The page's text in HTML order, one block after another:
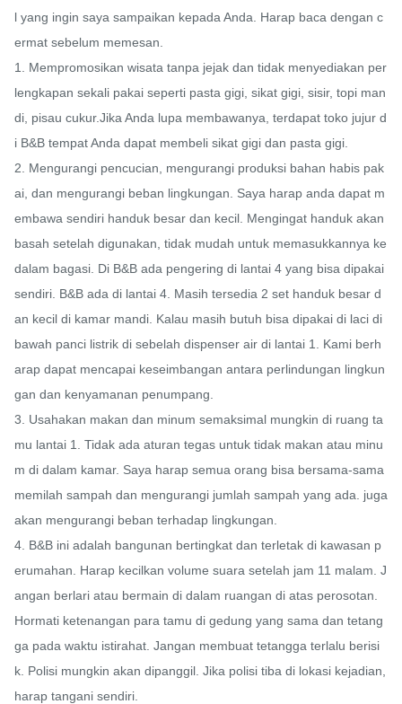
l yang ingin saya sampaikan kepada Anda. Harap baca dengan c
ermat sebelum memesan.
1. Mempromosikan wisata tanpa jejak dan tidak menyediakan per
lengkapan sekali pakai seperti pasta gigi, sikat gigi, sisir, topi man
di, pisau cukur.Jika Anda lupa membawanya, terdapat toko jujur ​​d
i B&B tempat Anda dapat membeli sikat gigi dan pasta gigi.
2. Mengurangi pencucian, mengurangi produksi bahan habis pak
ai, dan mengurangi beban lingkungan. Saya harap anda dapat m
embawa sendiri handuk besar dan kecil. Mengingat handuk akan
basah setelah digunakan, tidak mudah untuk memasukkannya ke
dalam bagasi. Di B&B ada pengering di lantai 4 yang bisa dipakai
sendiri. B&B ada di lantai 4. Masih tersedia 2 set handuk besar d
an kecil di kamar mandi. Kalau masih butuh bisa dipakai di laci di
bawah panci listrik di sebelah dispenser air di lantai 1. Kami berh
arap dapat mencapai keseimbangan antara perlindungan lingkun
gan dan kenyamanan penumpang.
3. Usahakan makan dan minum semaksimal mungkin di ruang ta
mu lantai 1. Tidak ada aturan tegas untuk tidak makan atau minu
m di dalam kamar. Saya harap semua orang bisa bersama-sama
memilah sampah dan mengurangi jumlah sampah yang ada. juga
akan mengurangi beban terhadap lingkungan.
4. B&B ini adalah bangunan bertingkat dan terletak di kawasan p
erumahan. Harap kecilkan volume suara setelah jam 11 malam. J
angan berlari atau bermain di dalam ruangan di atas perosotan.
Hormati ketenangan para tamu di gedung yang sama dan tetang
ga pada waktu istirahat. Jangan membuat tetangga terlalu berisi
k. Polisi mungkin akan dipanggil. Jika polisi tiba di lokasi kejadian,
harap tangani sendiri.